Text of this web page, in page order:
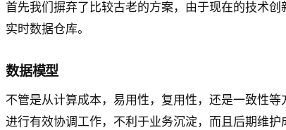
首先我们摒弃了比较古老的方案，由于现在的技术
实时数据仓库。
数据模型
不管是从计算成本，易用性，复用性，还是一致性
进行有效协调工作，不利于业务沉淀，而且后期维